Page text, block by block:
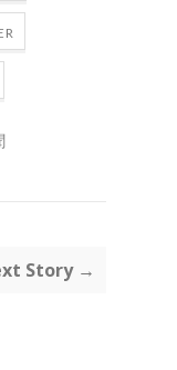
Story →